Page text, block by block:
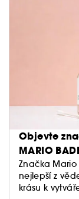
Objevte
MARIO
Značka
nejlepší z
krásu k